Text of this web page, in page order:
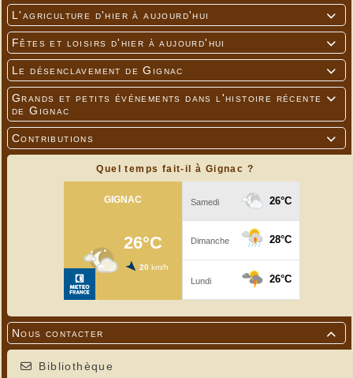

L'agriculture d'hier à aujourd'hui

Fêtes et loisirs d'hier à aujourd'hui

Le désenclavement de Gignac

Grands et petits événements dans l'histoire récente
de Gignac

Contributions
Quel temps fait-il à Gignac ?

Nous contacter
Bibliothèque